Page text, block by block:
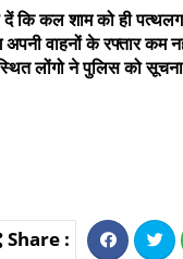
दें कि कल शाम को ही
अपनी वाहनों के रफ्तार
लोंगो ने पुलिस को